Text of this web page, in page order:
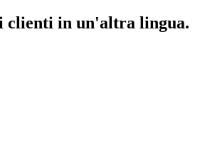
clienti in un'altra lingua.